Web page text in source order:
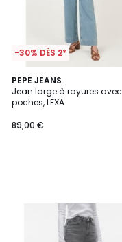
-30% DÈS 2*
PEPE JEANS
Jean large à rayures avec
poches, LEXA
89,00 €